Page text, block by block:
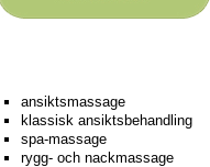
ansiktsmassage
klassisk ansiktsbehandling
spa-massage
rygg- och nackmassage